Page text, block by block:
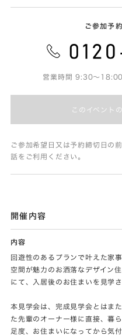
ご参加予
営業時間 9:30～18:00
このイベント
ご参加希望日又は予約締切日の
話をご利用ください。
開催内容
内容
回遊性のあるプランで叶えた家
空間が魅力のお洒落なデザイン
にて、入居後のお住まいを見学
本見学会は、完成見学会とはま
た先輩のオーナー様に直接、暮
足度、お住まいになってから気